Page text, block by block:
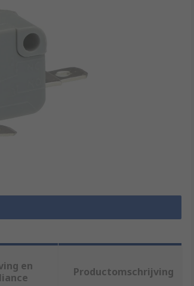
en
Productomschrijving